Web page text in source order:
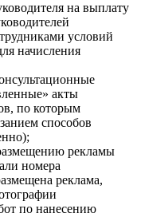
на выплату
условий
начисления
акты
по которым
способов
рекламы
номера
реклама,
по нанесению